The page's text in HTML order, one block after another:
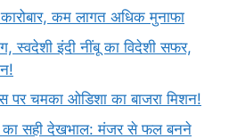
कम लागत अधिक मुनाफा
स्वदेशी इंदी नींबू का विदेशी सफर,
पर चमका ओडिशा का बाजरा मिशन!
सही देखभाल: मंजर से फल बनने